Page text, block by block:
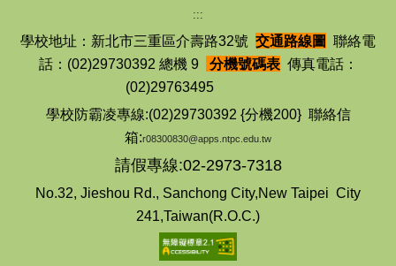
:::
學校地址：新北市三重區介壽路32號 交通路線圖 聯絡電
話：(02)29730392 總機 9
分機號碼表 傳真電話：
(02)29763495
學校防霸凌專線:(02)29730392 {分機200} 聯絡信
箱:r08300830@apps.ntpc.edu.tw
請假專線:02-2973-7318
No.32, Jieshou Rd., Sanchong City,New Taipei City
241,Taiwan(R.O.C.)